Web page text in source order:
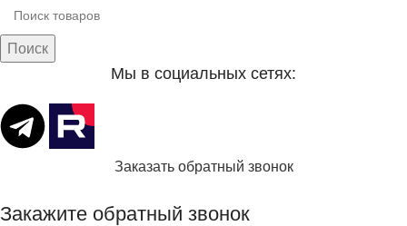
Поиск
Мы в социальных сетях:
Заказать обратный звонок
Закажите обратный звонок